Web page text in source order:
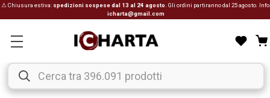
⚠ Chiusura estiva: spedizioni sospese dal 13 al 24 agosto . Gli ordini partiranno dal 25 agosto. Info:
icharta@gmail.com